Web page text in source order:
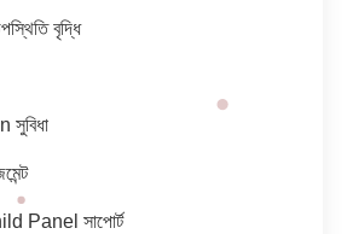
বৃদ্ধি
Panel সাপোর্ট